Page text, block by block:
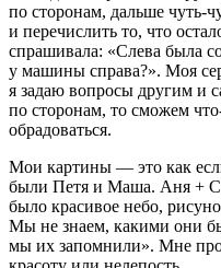
по сторонам, дальше чуть-
и перечислить то, что
спрашивала: «Слева была
у машины справа?». Моя
я задаю вопросы другим и
по сторонам, то сможем
обрадоваться.
Мои картины — это как
были Петя и Маша. Аня +
было красивое небо,
Мы не знаем, какими они
мы их запомнили». Мне